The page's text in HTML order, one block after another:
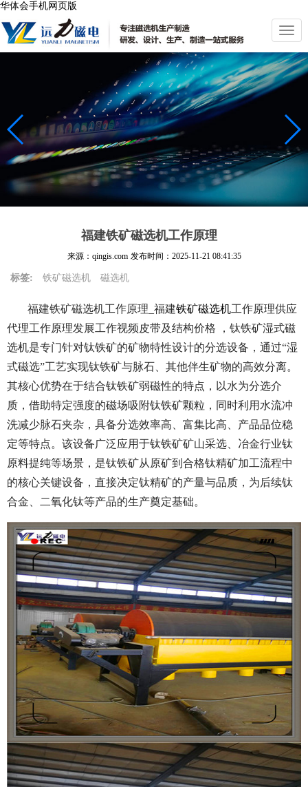
华体会手机网页版
切
换
导
航
福建铁矿磁选机工作原理
来源：qingis.com 发布时间： 2025-11-21 08:41:35
标签: 铁矿磁选机 磁选机
福建铁矿磁选机工作原理_福建铁矿磁选机工作原理供应
代理工作原理发展工作视频皮带及结构价格 ，钛铁矿湿式磁
选机是专门针对钛铁矿的矿物特性设计的分选设备，通过“湿
式磁选”工艺实现钛铁矿与脉石、其他伴生矿物的高效分离。
其核心优势在于结合钛铁矿弱磁性的特点，以水为分选介
质，借助特定强度的磁场吸附钛铁矿颗粒，同时利用水流冲
洗减少脉石夹杂，具备分选效率高、富集比高、产品品位稳
定等特点。该设备广泛应用于钛铁矿矿山采选、冶金行业钛
原料提纯等场景，是钛铁矿从原矿到合格钛精矿加工流程中
的核心关键设备，直接决定钛精矿的产量与品质，为后续钛
合金、二氧化钛等产品的生产奠定基础。